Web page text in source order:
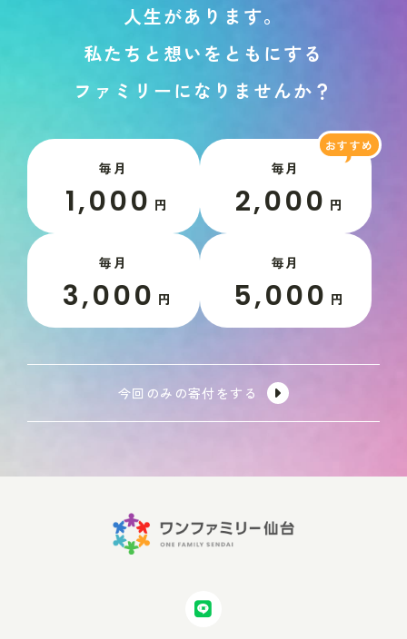
人生があ り ま す。
私た ち と 想い を と も にする
フ ァ ミ リ ーに な り ま せんか ？
毎月
1,000 円
毎月
2,000 円
毎月
3,000 円
毎月
5,000 円
今回のみの寄付をする